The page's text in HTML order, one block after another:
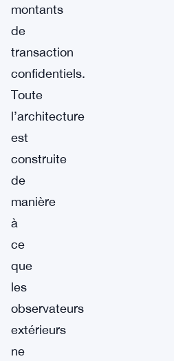
montants
de
transaction
confidentiels.
Toute
l’architecture
est
construite
de
manière
à
ce
que
les
observateurs
extérieurs
ne